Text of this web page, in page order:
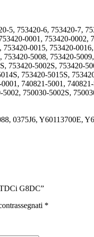
5, 753420-6, 753420-7,
0001, 753420-
0015, 753420-
5008, 753420-
753420-5002S, 753420-
753420-5015S,
740821-5001,
750030-5002S,
0375J6, Y60113700E,
G8DC”
*